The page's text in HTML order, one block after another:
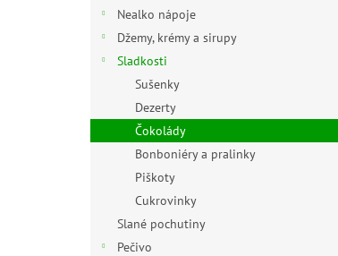
Nealko nápoje
Džemy, krémy a sirupy
Sladkosti
Sušenky
Dezerty
Čokolády
Bonboniéry a pralinky
Piškoty
Cukrovinky
Slané pochutiny
Pečivo